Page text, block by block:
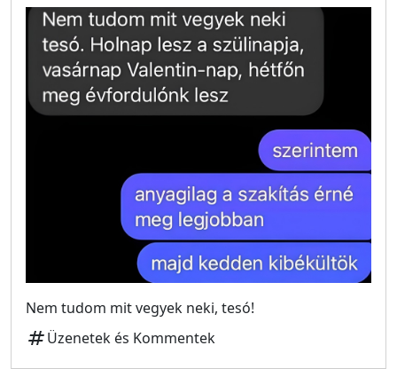
Nem tudom mit vegyek neki, tesó!
tagÜzenetek és Kommentek